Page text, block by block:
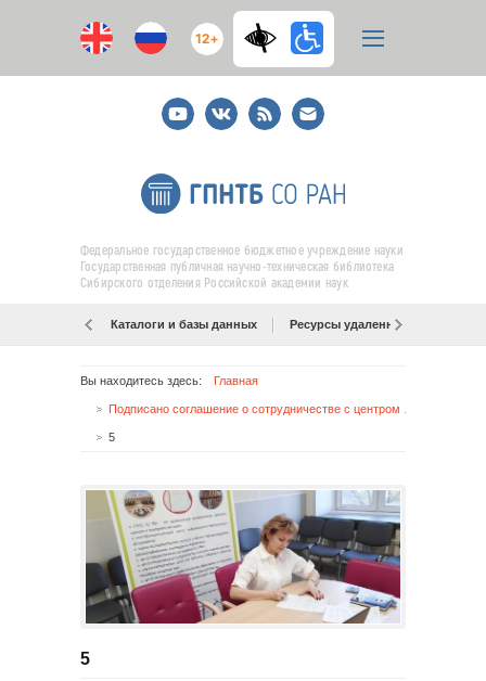
12+
YoutubeВКонтакте
RSS
E-
mail
подписка
Федеральное государственное бюджетное учреждение науки
Государственная публичная научно-техническая библиотека
Сибирского отделения Российской академии наук
Каталоги и базы данных Ресурсы удаленного доступа
Вы находитесь здесь: Главная
5
5